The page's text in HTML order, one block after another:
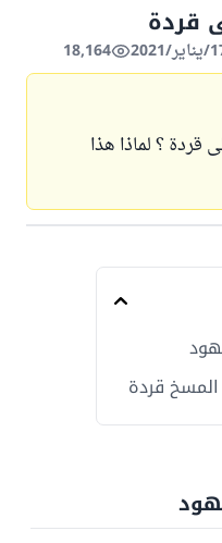
قردة
18,164
قردة ؟ لماذا هذا
قردة